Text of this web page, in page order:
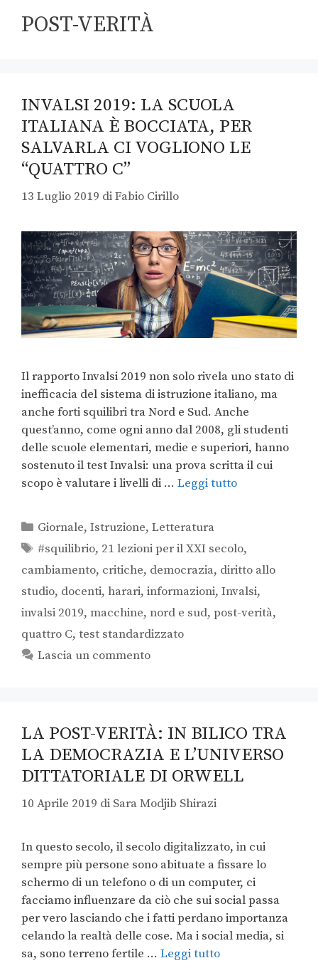
POST-VERITÀ
INVALSI 2019: LA SCUOLA
ITALIANA È BOCCIATA, PER
SALVARLA CI VOGLIONO LE
“QUATTRO C”
13 Luglio 2019 diFabio Cirillo
Il rapporto Invalsi 2019 non solo rivela uno stato di
inefficacia del sistema di istruzione italiano, ma
anche forti squilibri tra Nord e Sud. Anche
quest’anno, come ogni anno dal 2008, gli studenti
delle scuole elementari, medie e superiori, hanno
sostenuto il test Invalsi: una prova scritta il cui
scopo è valutare i livelli di … Leggi tutto
Giornale,Istruzione,Letteratura
#squilibrio, 21 lezioni per il XXI secolo,
cambiamento, critiche, democrazia, diritto allo
studio, docenti, harari, informazioni, Invalsi,
invalsi 2019, macchine, nord e sud, post-verità,
quattro C, test standardizzato
Lascia un commento
LA POST-VERITÀ: IN BILICO TRA
LA DEMOCRAZIA E L’UNIVERSO
DITTATORIALE DI ORWELL
10 Aprile 2019 di Sara Modjib Shirazi
In questo secolo, il secolo digitalizzato, in cui
sempre più persone sono abituate a fissare lo
schermo di un telefono o di un computer, ci
facciamo influenzare da ciò che sui social passa
per vero lasciando che i fatti perdano importanza
celando la realtà delle cose. Ma i social media, si
sa, sono terreno fertile … Leggi tutto